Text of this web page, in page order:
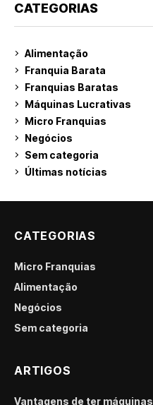
CATEGORIAS
Alimentação
Franquia Barata
Franquias Baratas
Máquinas Lucrativas
Micro Franquias
Negócios
Sem categoria
Últimas notícias
CATEGORIAS
Micro Franquias
Alimentação
Negócios
Sem categoria
ARTIGOS
Vantagens de ter máquinas